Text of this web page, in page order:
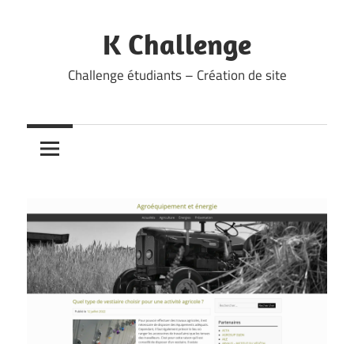
K Challenge
Challenge étudiants – Création de site